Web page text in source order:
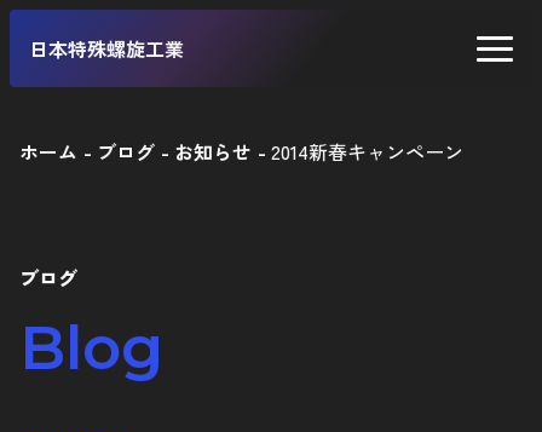
日本特殊螺旋工業
工業製品
ホーム ブログ お知らせ 2014新春キャンペーン
ブログ
Blog